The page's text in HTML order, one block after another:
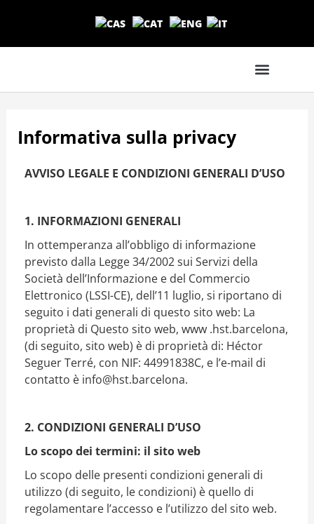
Informativa sulla privacy
AVVISO LEGALE E CONDIZIONI GENERALI D’USO
1. INFORMAZIONI GENERALI
In ottemperanza all’obbligo di informazione
previsto dalla Legge 34/2002 sui Servizi della
Società dell’Informazione e del Commercio
Elettronico (LSSI-CE), dell’11 luglio, si riportano di
seguito i dati generali di questo sito web: La
proprietà di Questo sito web, www .hst.barcelona,
(di seguito, sito web) è di proprietà di: Héctor
Seguer Terré, con NIF: 44991838C, e l’e-mail di
contatto è info@hst.barcelona.
2. CONDIZIONI GENERALI D’USO
Lo scopo dei termini: il sito web
Lo scopo delle presenti condizioni generali di
utilizzo (di seguito, le condizioni) è quello di
regolamentare l’accesso e l’utilizzo del sito web.